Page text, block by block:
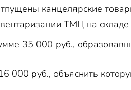
канцелярские
ТМЦ на складе
35 000 руб.,
000 руб., объяснить